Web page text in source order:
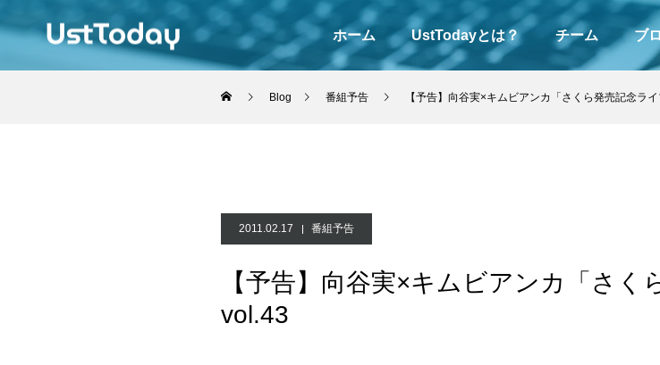
ホーム UstTodayとは？ チーム ブ
Blog 番組予告 【予告】向谷実×キムビアンカ「さくら発売記念ラ
2011.02.17 番組予告
【予告】向谷実×キムビアンカ「さく
vol.43